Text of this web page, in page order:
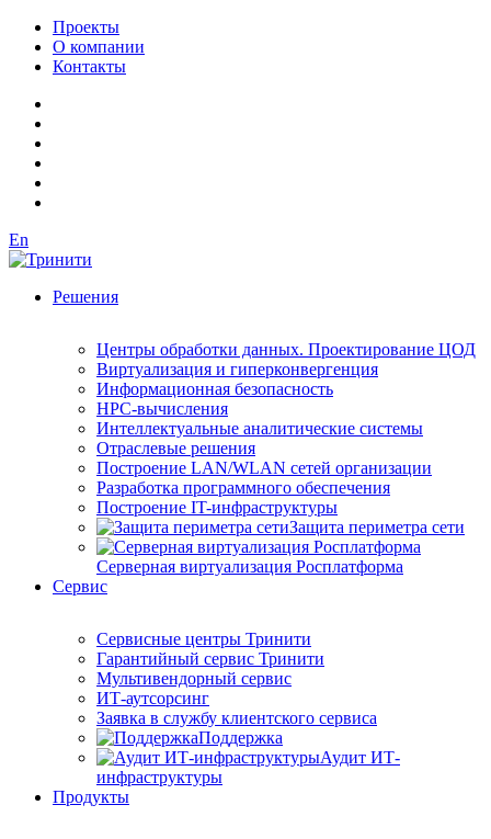
Проекты
О компании
Контакты
En
Решения
Центры обработки данных. Проектирование ЦОД
Виртуализация и гиперконвергенция
Информационная безопасность
HPC-вычисления
Интеллектуальные аналитические системы
Отраслевые решения
Построение LAN/WLAN сетей организации
Разработка программного обеспечения
Построение IT-инфраструктуры
Защита периметра сети
Серверная виртуализация Росплатформа
Сервис
Сервисные центры Тринити
Гарантийный сервис Тринити
Мультивендорный сервис
ИТ-аутсорсинг
Заявка в службу клиентского сервиса
Поддержка
Аудит ИТ-
инфраструктуры
Продукты